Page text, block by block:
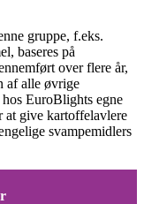
gruppe, f.eks.
baseres på
over flere år,
af alle øvrige
hos EuroBlights egne
at give kartoffelavlere
svampemidlers